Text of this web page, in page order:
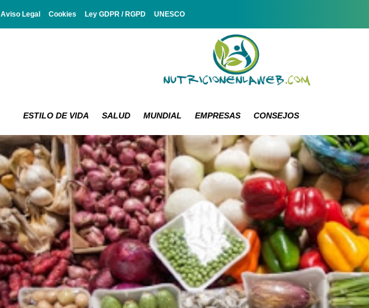
Aviso Legal Cookies Ley GDPR / RGPD UNESCO
ESTILO DE VIDA SALUD MUNDIAL EMPRESAS CONSEJOS